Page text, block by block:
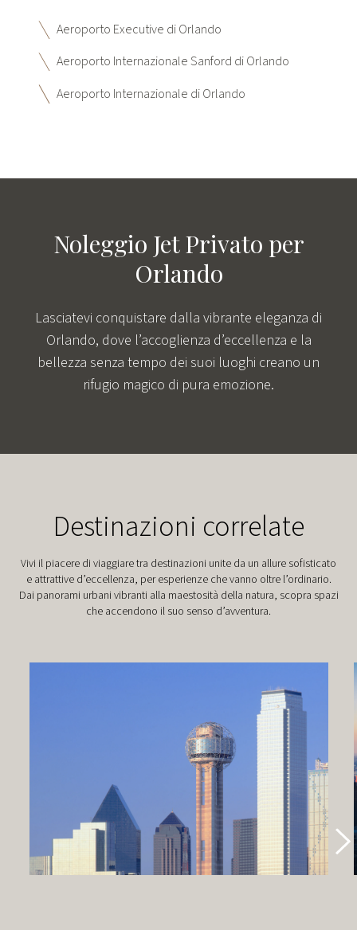
Aeroporto Executive di Orlando
Aeroporto Internazionale Sanford di Orlando
Aeroporto Internazionale di Orlando
Noleggio Jet Privato per
Orlando
Lasciatevi conquistare dalla vibrante eleganza di
Orlando, dove l’accoglienza d’eccellenza e la
bellezza senza tempo dei suoi luoghi creano un
rifugio magico di pura emozione.
Destinazioni correlate
Vivi il piacere di viaggiare tra destinazioni unite da un allure sofisticato
e attrattive d’eccellenza, per esperienze che vanno oltre l’ordinario.
Dai panorami urbani vibranti alla maestosità della natura, scopra spazi
che accendono il suo senso d’avventura.